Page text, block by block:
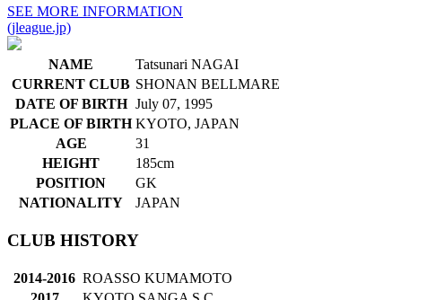
SEE MORE INFORMATION
(jleague.jp)
NAME
Tatsunari NAGAI
CURRENT CLUB SHONAN BELLMARE
DATE OF BIRTH July 07, 1995
PLACE OF BIRTH KYOTO, JAPAN
AGE
31
HEIGHT
185cm
POSITION
GK
NATIONALITY
JAPAN
CLUB HISTORY
2014-2016 ROASSO KUMAMOTO